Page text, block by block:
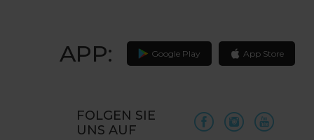
APP: Google Play App Store
FOLGEN SIE
UNS AUF